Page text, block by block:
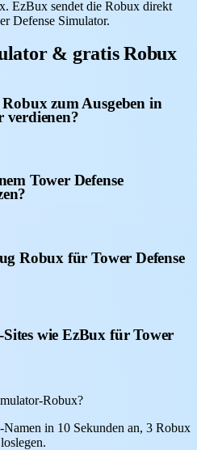
EzBux sendet die Robux direkt
Defense Simulator.
& gratis Robux
zum Ausgeben in
verdienen?
Tower Defense
Robux für Tower Defense
wie EzBux für Tower
Robux?
in 10 Sekunden an, 3 Robux